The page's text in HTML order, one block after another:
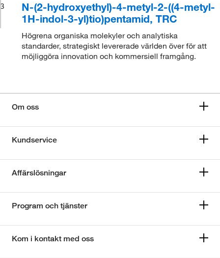
3
N-(2-hydroxyethyl)-4-metyl-2-((4-metyl-
1H-indol-3-yl)tio)pentamid, TRC
Högrena organiska molekyler och analytiska
standarder, strategiskt levererade världen över för att
möjliggöra innovation och kommersiell framgång.
Om oss
Kundservice
Affärslösningar
Program och tjänster
Kom i kontakt med oss